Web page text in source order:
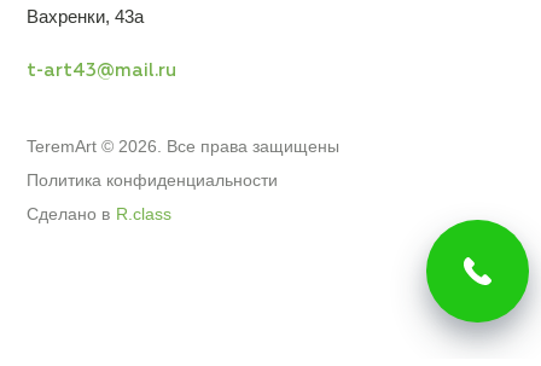
Вахренки, 43а
t-art43@mail.ru
TeremArt © 2026. Все права защищены
Политика конфиденциальности
Сделано в R.class